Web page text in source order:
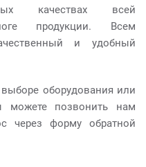
качествах всей
продукции. Всем
и удобный
оборудования или
можете позвонить нам
через форму обратной